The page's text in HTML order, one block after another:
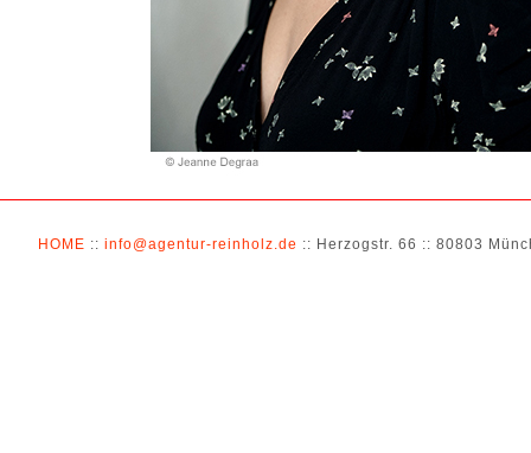
HOME :: info@agentur-reinholz.de :: Herzogstr. 66 :: 80803